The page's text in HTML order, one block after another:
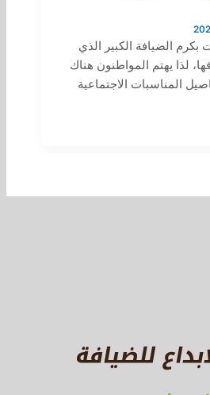
بكرم الضيافة الكبير الذي
لذا يهتم المواطنون هناك
المناسبات الاجتماعية